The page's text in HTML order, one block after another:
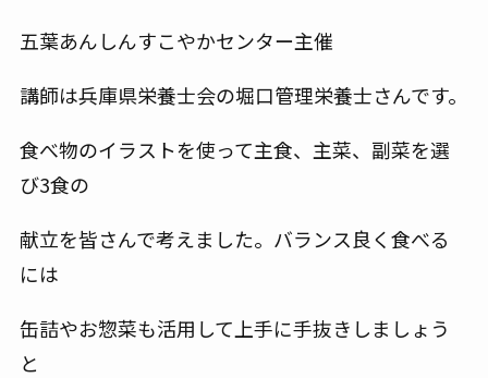
五葉あんしんすこやかセンター主催
講師は兵庫県栄養士会の堀口管理栄養士さんです。
食べ物のイラストを使って主食、主菜、副菜を選
び3食の
献立を皆さんで考えました。バランス良く食べる
には
缶詰やお惣菜も活用して上手に手抜きしましょう
と